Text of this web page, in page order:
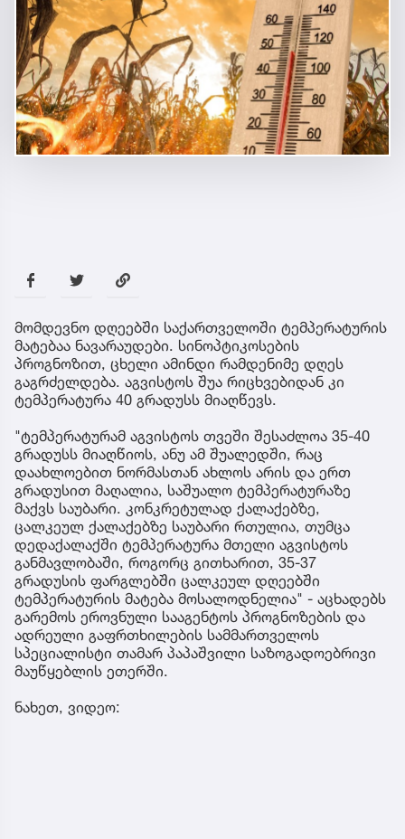
მომდევნო დღეებში საქართველოში ტემპერატურის
მატებაა ნავარაუდები. სინოპტიკოსების
პროგნოზით, ცხელი ამინდი რამდენიმე დღეს
გაგრძელდება. აგვისტოს შუა რიცხვებიდან კი
ტემპერატურა 40 გრადუსს მიაღწევს.
"ტემპერატურამ აგვისტოს თვეში შესაძლოა 35-40
გრადუსს მიაღწიოს, ანუ ამ შუალედში, რაც
დაახლოებით ნორმასთან ახლოს არის და ერთ
გრადუსით მაღალია, საშუალო ტემპერატურაზე
მაქვს საუბარი. კონკრეტულად ქალაქებზე,
ცალკეულ ქალაქებზე საუბარი რთულია, თუმცა
დედაქალაქში ტემპერატურა მთელი აგვისტოს
განმავლობაში, როგორც გითხარით, 35-37
გრადუსის ფარგლებში ცალკეულ დღეებში
ტემპერატურის მატება მოსალოდნელია" - აცხადებს
გარემოს ეროვნული სააგენტოს პროგნოზების და
ადრეული გაფრთხილების სამმართველოს
სპეციალისტი თამარ პაპაშვილი საზოგადოებრივი
მაუწყებლის ეთერში.
ნახეთ, ვიდეო: